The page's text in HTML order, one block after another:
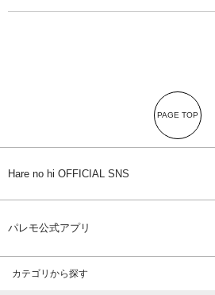
PAGE TOP
Hare no hi OFFICIAL SNS
パレモ公式アプリ
カテゴリから探す